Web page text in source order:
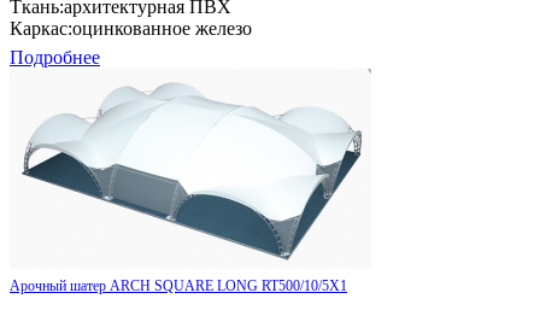
Ткань:архитектурная ПВХ
Каркас:оцинкованное железо
Подробнее
Арочный шатер ARCH SQUARE LONG RT500/10/5X1